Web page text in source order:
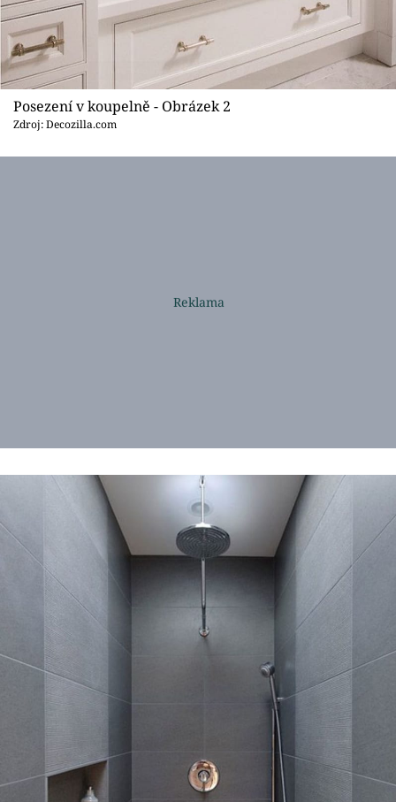
Posezení v koupelně - Obrázek 2
Zdroj: Decozilla.com